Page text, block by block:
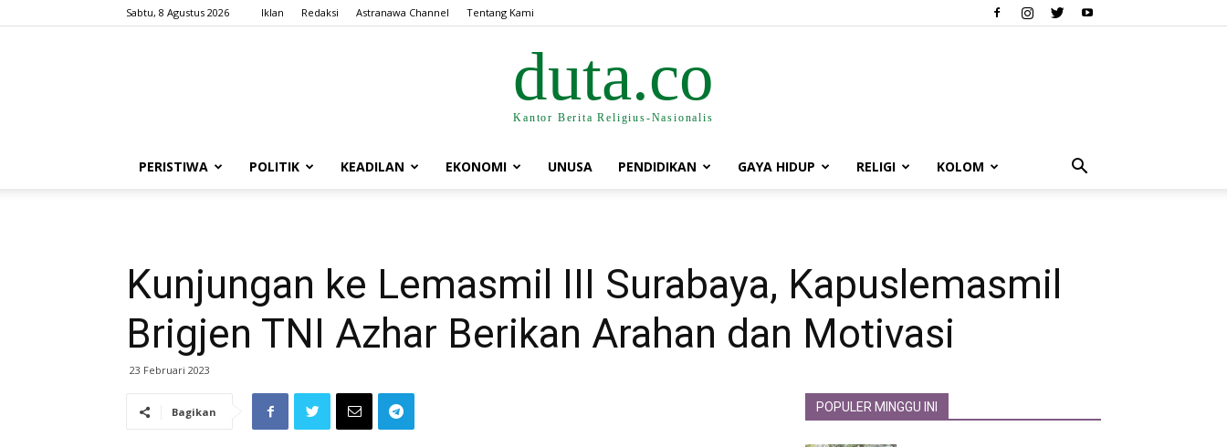
Sabtu, 8 Agustus 2026 Iklan Redaksi Astranawa Channel Tentang Kami
duta.co
Kantor Berita Religius-Nasionalis
PERISTIWA POLITIK KEADILAN EKONOMI UNUSA PENDIDIKAN GAYA HIDUP RELIGI KOLOM
Kunjungan ke Lemasmil III Surabaya, Kapuslemasmil
Brigjen TNI Azhar Berikan Arahan dan Motivasi
23 Februari 2023
Bagikan POPULER MINGGU INI